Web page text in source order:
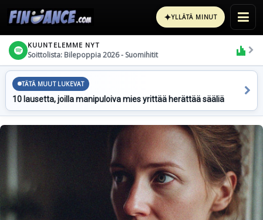
✦YLLÄTÄ MINUT
KUUNTELEMME NYT
Soittolista: Bilepoppia 2026 - Suomihitit
TÄTÄ MUUT LUKEVAT
10 lausetta, joilla manipuloiva mies yrittää herättää sääliä